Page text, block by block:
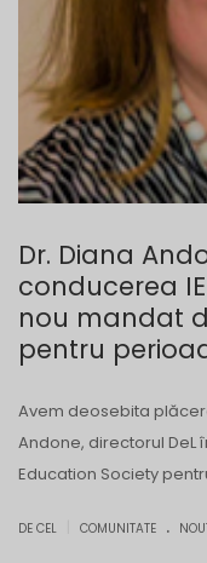
Dr. Diana
conducerea
nou mandat
pentru
Avem deosebita
Andone, directorul DeL
Education Society
DE CEL COMUNITATE .